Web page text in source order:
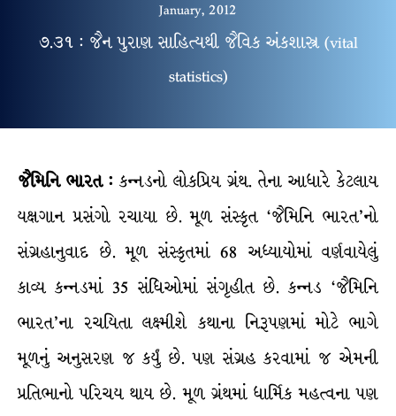
January, 2012
૭.૩૧ : જૈન પુરાણ સાહિત્યથી જૈવિક અંકશાસ્ત્ર (vital
statistics)
જૈમિનિ ભારત : કન્નડનો લોકપ્રિય ગ્રંથ. તેના આધારે કેટલાય
યક્ષગાન પ્રસંગો રચાયા છે. મૂળ સંસ્કૃત ‘જૈમિનિ ભારત’નો
સંગ્રહાનુવાદ છે. મૂળ સંસ્કૃતમાં 68 અધ્યાયોમાં વર્ણવાયેલું
કાવ્ય કન્નડમાં 35 સંધિઓમાં સંગૃહીત છે. કન્નડ ‘જૈમિનિ
ભારત’ના રચયિતા લક્ષ્મીશે કથાના નિરૂપણમાં મોટે ભાગે
મૂળનું અનુસરણ જ કર્યું છે. પણ સંગ્રહ કરવામાં જ એમની
પ્રતિભાનો પરિચય થાય છે. મૂળ ગ્રંથમાં ધાર્મિક મહત્વના પણ